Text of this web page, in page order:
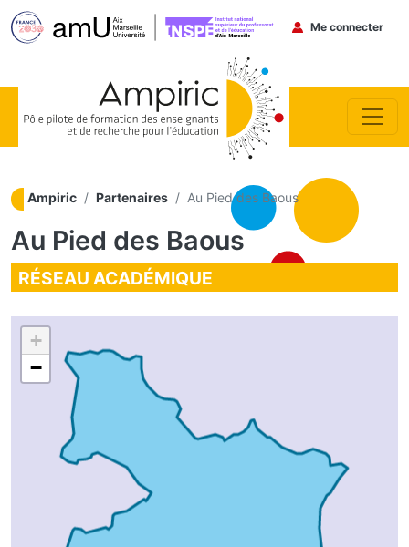
Menu du
Me connecter
Ampiric Partenaires Au Pied des Baous
Au Pied des Baous
RÉSEAU ACADÉMIQUE
+
−